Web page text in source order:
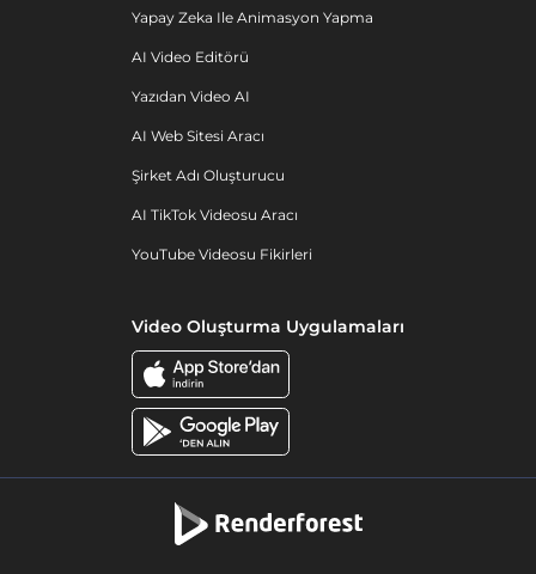
Yapay Zeka Ile Animasyon Yapma
AI Video Editörü
Yazıdan Video AI
AI Web Sitesi Aracı
Şirket Adı Oluşturucu
AI TikTok Videosu Aracı
YouTube Videosu Fikirleri
Video Oluşturma Uygulamaları